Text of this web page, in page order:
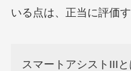
いる点は、正当に評価
スマートアシストIII